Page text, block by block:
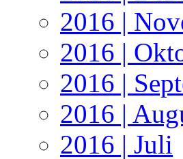
2016 |
2016 |
2016 |
2016 |
2016 | Juli